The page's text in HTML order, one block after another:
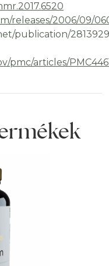
releases/2006/09/
publication/
pmc/articles/